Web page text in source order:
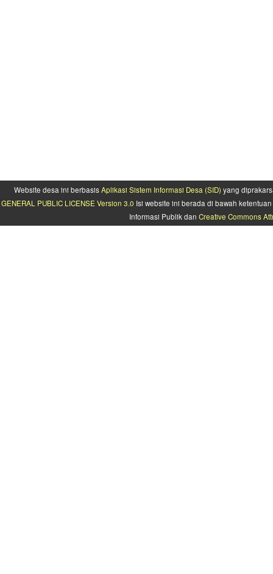
Website desa ini berbasisAplikasi Sistem Informasi Desa (SID) yang
GENERAL PUBLIC LICENSE Version 3.0 Isi website ini berada di bawah
Informasi Publik dan Creative Commons